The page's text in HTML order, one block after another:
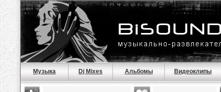
Музыка Dj Mixes Альбомы Видеоклипы